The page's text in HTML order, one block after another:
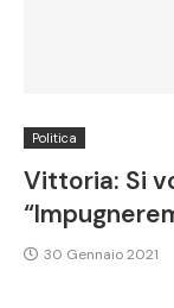
Politica
Vittoria: Si
30 Gennaio 2021